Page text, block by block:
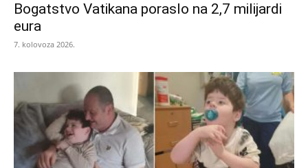
Bogatstvo Vatikana poraslo na 2,7 milijardi
eura
7. kolovoza 2026.